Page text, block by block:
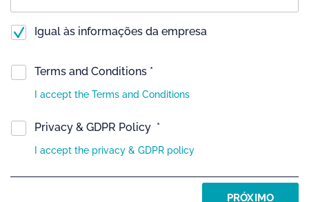
Igual às informações da empresa
Terms and Conditions *
I accept the Terms and Conditions
Privacy & GDPR Policy *
I accept the privacy & GDPR policy
PRÓXIMO